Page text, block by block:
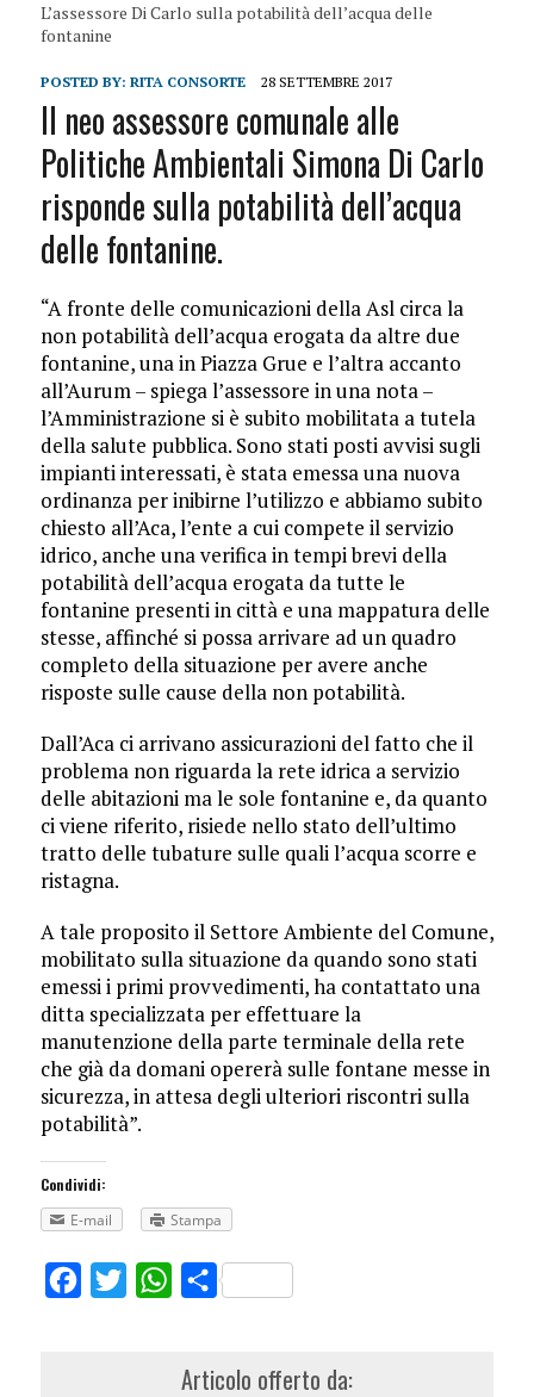
L’assessore Di Carlo sulla potabilità dell’acqua delle
fontanine
POSTED BY: RITA CONSORTE 28 SETTEMBRE 2017
Il neo assessore comunale alle
Politiche Ambientali Simona Di Carlo
risponde sulla potabilità dell’acqua
delle fontanine.
“A fronte delle comunicazioni della Asl circa la
non potabilità dell’acqua erogata da altre due
fontanine, una in Piazza Grue e l’altra accanto
all’Aurum – spiega l’assessore in una nota –
l’Amministrazione si è subito mobilitata a tutela
della salute pubblica. Sono stati posti avvisi sugli
impianti interessati, è stata emessa una nuova
ordinanza per inibirne l’utilizzo e abbiamo subito
chiesto all’Aca, l’ente a cui compete il servizio
idrico, anche una verifica in tempi brevi della
potabilità dell’acqua erogata da tutte le
fontanine presenti in città e una mappatura delle
stesse, affinché si possa arrivare ad un quadro
completo della situazione per avere anche
risposte sulle cause della non potabilità.
Dall’Aca ci arrivano assicurazioni del fatto che il
problema non riguarda la rete idrica a servizio
delle abitazioni ma le sole fontanine e, da quanto
ci viene riferito, risiede nello stato dell’ultimo
tratto delle tubature sulle quali l’acqua scorre e
ristagna.
A tale proposito il Settore Ambiente del Comune,
mobilitato sulla situazione da quando sono stati
emessi i primi provvedimenti, ha contattato una
ditta specializzata per effettuare la
manutenzione della parte terminale della rete
che già da domani opererà sulle fontane messe in
sicurezza, in attesa degli ulteriori riscontri sulla
potabilità”.
Condividi:
E-mail
Stampa
FacebookTwitterWhatsApp
Share
Articolo offerto da: